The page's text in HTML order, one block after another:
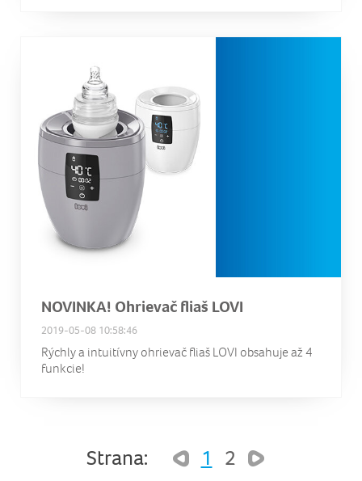
NOVINKA! Ohrievač fliaš LOVI
2019-05-08 10:58:46
Rýchly a intuitívny ohrievač fliaš LOVI obsahuje až 4
funkcie!
Strana: 1 2